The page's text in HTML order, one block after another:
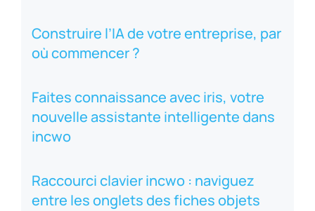
Construire l’IA de votre entreprise, par
où commencer ?
Faites connaissance avec iris, votre
nouvelle assistante intelligente dans
incwo
Raccourci clavier incwo : naviguez
entre les onglets des fiches objets